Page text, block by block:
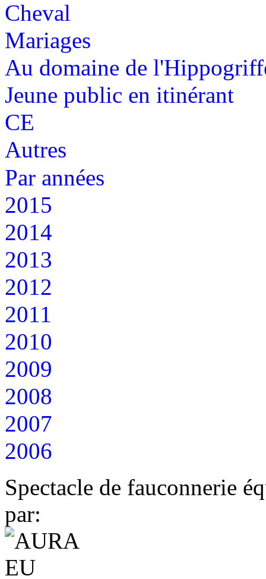
Cheval
Mariages
Au domaine de
Jeune public en itinérant
CE
Autres
Par années
2015
2014
2013
2012
2011
2010
2009
2008
2007
2006
Spectacle de fauconnerie
par: